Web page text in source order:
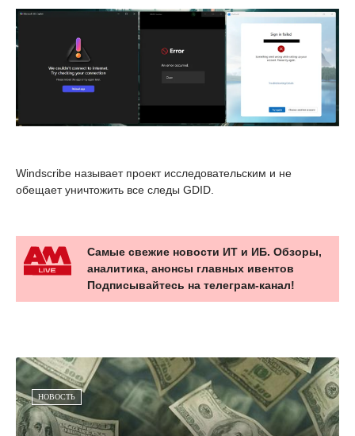
Windscribe называет проект исследовательским и не
обещает уничтожить все следы GDID.
Самые свежие новости ИТ и ИБ. Обзоры,
аналитика, анонсы главных ивентов
Подписывайтесь на телеграм-канал!
НОВОСТЬ